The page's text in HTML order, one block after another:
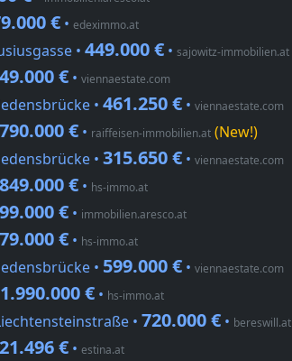
€ • edeximmo.at
• 449.000 € • sajowitz-immobilien.at
€ • viennaestate.com
• 461.250 € • viennaestate.com
790.000 € • raiffeisen-immobilien.at (New!)
• 315.650 € • viennaestate.com
849.000 € • hs-immo.at
€ • immobilien.aresco.at
€ • hs-immo.at
• 599.000 € • viennaestate.com
1.990.000 € • hs-immo.at
• 720.000 € • bereswill.at
€ • estina.at